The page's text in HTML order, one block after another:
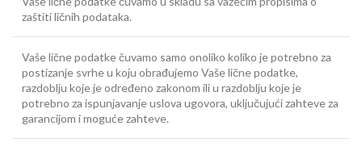
zaštiti ličnih podataka.
Vaše lične podatke čuvamo samo onoliko koliko je potrebno za
postizanje svrhe u koju obrađujemo Vaše lične podatke,
razdoblju koje je određeno zakonom ili u razdoblju koje je
potrebno za ispunjavanje uslova ugovora, uključujući zahteve za
garancijom i moguće zahteve.